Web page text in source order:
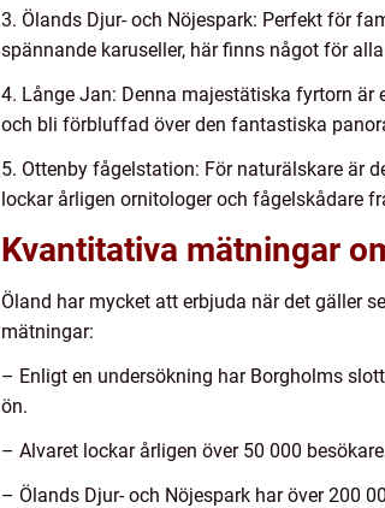
3. Ölands Djur- och Nöjespark: Perfekt för
spännande karuseller, här finns något för
4. Långe Jan: Denna majestätiska fyrtorn är
och bli förbluffad över den fantastiska
5. Ottenby fågelstation: För naturälskare är
lockar årligen ornitologer och fågelskådare
Kvantitativa mätningar
Öland har mycket att erbjuda när det gäller
mätningar:
– Enligt en undersökning har Borgholms
ön.
– Alvaret lockar årligen över 50 000
– Ölands Djur- och Nöjespark har över 200